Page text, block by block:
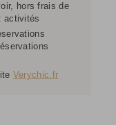
hors frais de
activités
Verychic.fr